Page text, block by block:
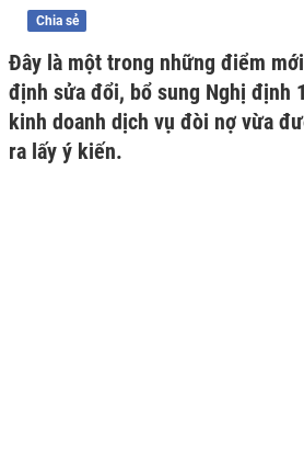
Chia sẻ
Đây là một trong những điểm
định sửa đổi, bổ sung Nghị định
kinh doanh dịch vụ đòi nợ vừa
ra lấy ý kiến.